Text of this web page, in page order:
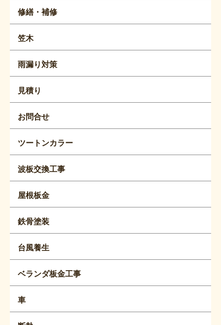
修繕・補修
笠木
雨漏り対策
見積り
お問合せ
ツートンカラー
波板交換工事
屋根板金
鉄骨塗装
台風養生
ベランダ板金工事
車